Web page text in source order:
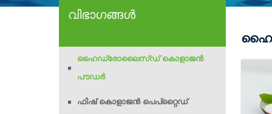
വിഭാഗങ്ങൾ
ഹൈഡ്രോലൈസ്ഡ് കൊളാജൻ
പൗഡർ
ഫിഷ് കൊളാജൻ പെപ്റ്റൈഡ്